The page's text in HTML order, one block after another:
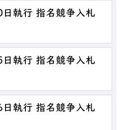
執行 指名競争入札
執行 指名競争入札
執行 指名競争入札